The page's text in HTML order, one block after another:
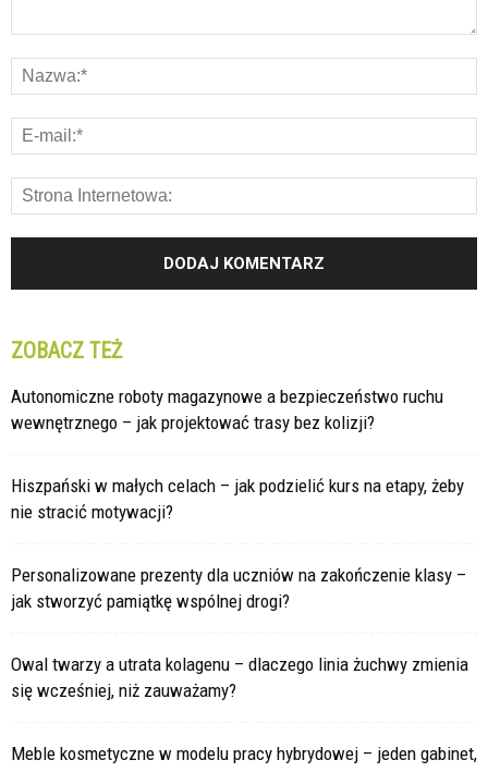
ZOBACZ TEŻ
Autonomiczne roboty magazynowe a bezpieczeństwo ruchu
wewnętrznego – jak projektować trasy bez kolizji?
Hiszpański w małych celach – jak podzielić kurs na etapy, żeby
nie stracić motywacji?
Personalizowane prezenty dla uczniów na zakończenie klasy –
jak stworzyć pamiątkę wspólnej drogi?
Owal twarzy a utrata kolagenu – dlaczego linia żuchwy zmienia
się wcześniej, niż zauważamy?
Meble kosmetyczne w modelu pracy hybrydowej – jeden gabinet,